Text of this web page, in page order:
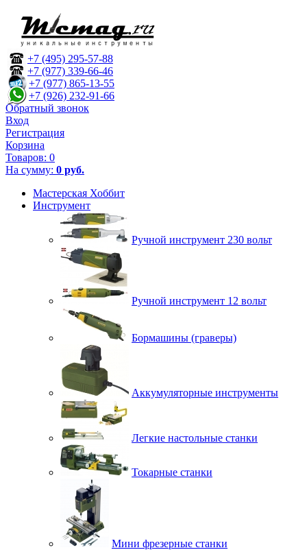
+7 (495) 295-57-88
+7 (977) 339-66-46
+7 (977) 865-13-55
+7 (926) 232-91-66
Обратный звонок
Вход
Регистрация
Корзина
Товаров: 0
На сумму: 0 руб.
Мастерская Хоббит
Инструмент
Ручной инструмент 230 вольт
Ручной инструмент 12 вольт
Бормашины (граверы)
Аккумуляторные инструменты
Легкие настольные станки
Токарные станки
Мини фрезерные станки